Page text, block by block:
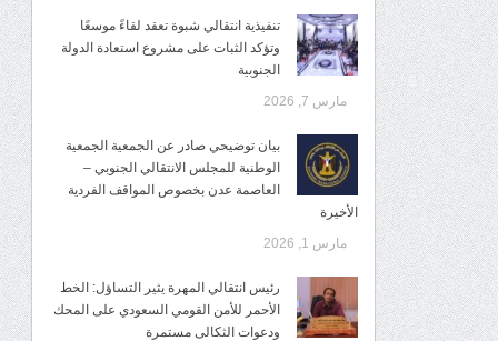
تنفيذية انتقالي شبوة تعقد لقاءً موسعًا
وتؤكد الثبات على مشروع استعادة الدولة
الجنوبية
مارس 7, 2026
بيان توضيحي صادر عن الجمعية الجمعية
الوطنية للمجلس الانتقالي الجنوبي –
العاصمة عدن بخصوص المواقف الفردية
الأخيرة
مارس 1, 2026
رئيس انتقالي المهرة يثير التساؤل: الخط
الأحمر للأمن القومي السعودي على المحك
ودعوات الثكالى مستمرة